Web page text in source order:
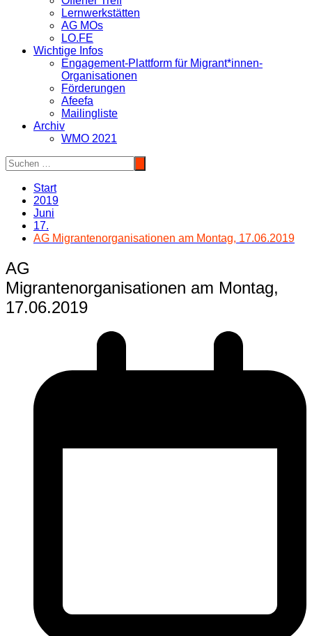
Lernwerkstätten
AG MOs
LO.FE
Wichtige Infos
Engagement-Plattform für Migrant*innen-
Organisationen
Förderungen
Afeefa
Mailingliste
Archiv
WMO 2021
Start
2019
Juni
17.
AG Migrantenorganisationen am Montag, 17.06.2019
AG
Migrantenorganisationen am Montag,
17.06.2019